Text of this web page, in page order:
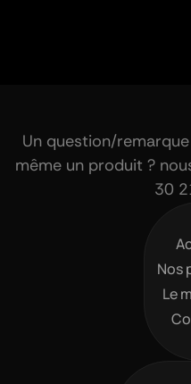
Un question/
même un produit ?
30
Nos
Nos
Le
Le